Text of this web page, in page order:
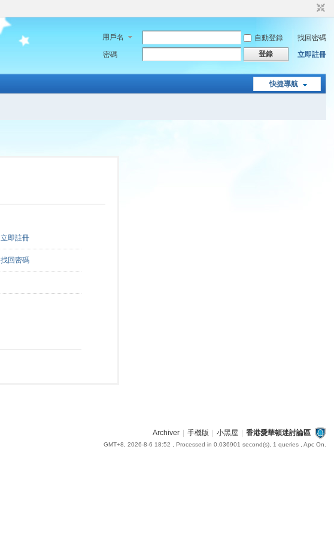
用戶名 自動登錄
找回密碼
密碼
登錄 立即註冊
快捷導航
立即註冊
找回密碼
Archiver 手機版 小黑屋 香港愛華頓迷討論區
GMT+8, 2026-8-6 18:52 , Processed in 0.036901 second(s), 1 queries , Apc On.